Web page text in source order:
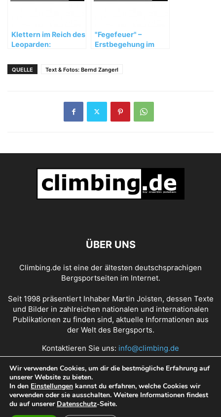
Klettern im Reich des
Leoparden:
Namibias Erongo-
Gebirge
"Fegefeuer" –
Erstbegehung im
QUELLE Text & Fotos: Bernd Zangerl
ÜBER UNS
Climbing.de ist eine der ältesten deutschsprachigen
Bergsportseiten im Internet.
Seit 1998 präsentiert Inhaber Martin Joisten, dessen Texte
und Bilder in zahlreichen nationalen und internationalen
Publikationen zu finden sind, aktuelle Informationen aus
der Welt des Bergsports.
Kontaktieren Sie uns: info@climbing.de
Über Climbing.de RSS Feed Mediadaten
Nutzungsbedingungen Datenschutz
Wir verwenden Cookies, um dir die bestmögliche Erfahrung auf
unserer Website zu bieten.
In den Einstellungen kannst du erfahren, welche Cookies wir
verwenden oder sie ausschalten. Weitere Informationen findest
du auf unserer Datenschutz-Seite.